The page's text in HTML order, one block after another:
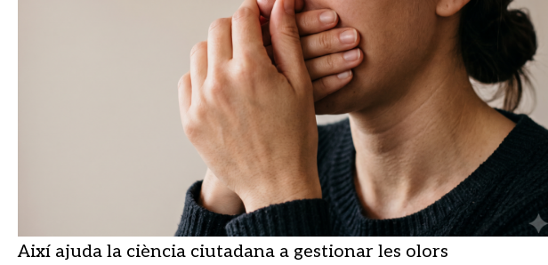
Així ajuda la ciència ciutadana a gestionar les olors